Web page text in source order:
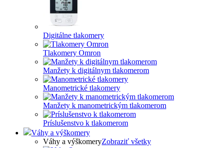
Digitálne tlakomery
Tlakomery Omron
Manžety k digitálnym tlakomerom
Manometrické tlakomery
Manžety k manometrickým tlakomerom
Príslušenstvo k tlakomerom
Váhy a výškomery
Váhy a výškomeryZobraziť všetky